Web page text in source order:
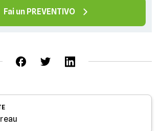
Fai un PREVENTIVO